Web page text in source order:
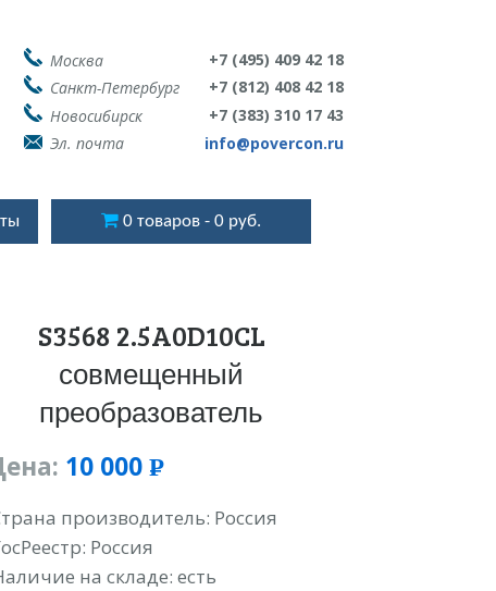
Москва
+7 (495) 409 42 18
Санкт-Петербург
+7 (812) 408 42 18
Новосибирск
+7 (383) 310 17 43
Эл. почта
info@povercon.ru
0 товаров 0 руб.
S3568 2.5A0D10CL
совмещенный
преобразователь
10 000 Р
УБ.
производитель: Россия
Россия
на складе: есть